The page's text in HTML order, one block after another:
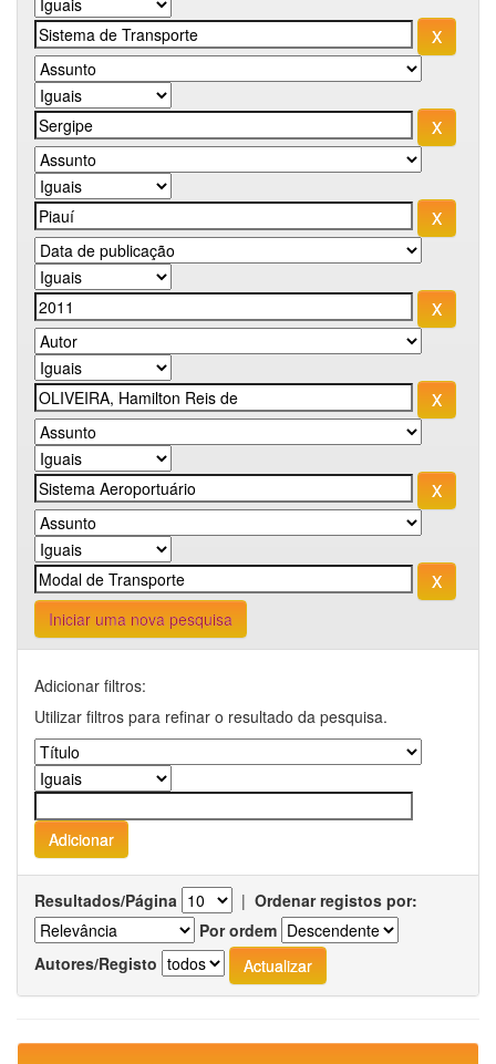
Iniciar uma nova pesquisa
Adicionar filtros:
Utilizar filtros para refinar o resultado da pesquisa.
Resultados/Página | Ordenar registos por:
Por ordem
Autores/Registo